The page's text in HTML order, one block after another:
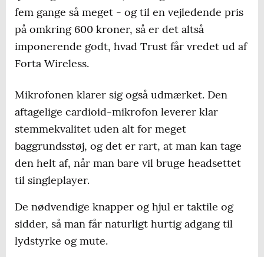
fem gange så meget - og til en vejledende pris
på omkring 600 kroner, så er det altså
imponerende godt, hvad Trust får vredet ud af
Forta Wireless.
Mikrofonen klarer sig også udmærket. Den
aftagelige cardioid-mikrofon leverer klar
stemmekvalitet uden alt for meget
baggrundsstøj, og det er rart, at man kan tage
den helt af, når man bare vil bruge headsettet
til singleplayer.
De nødvendige knapper og hjul er taktile og
sidder, så man får naturligt hurtig adgang til
lydstyrke og mute.